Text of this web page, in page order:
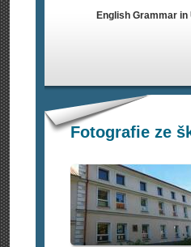
English Grammar in
Fotografie ze